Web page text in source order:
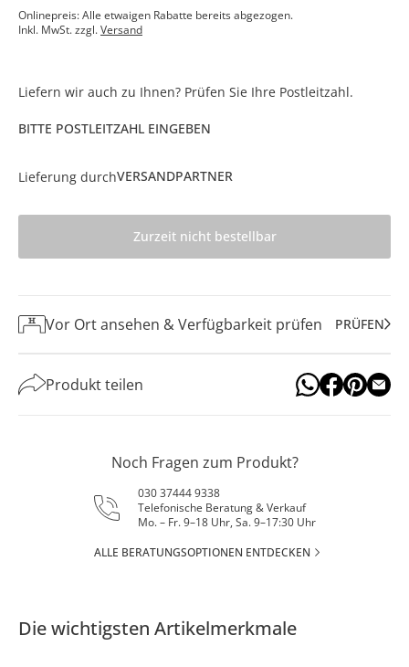
Onlinepreis: Alle etwaigen Rabatte bereits abgezogen.
Inkl. MwSt. zzgl.Versand
Liefern wir auch zu Ihnen? Prüfen Sie Ihre Postleitzahl.
BITTE POSTLEITZAHL EINGEBEN
Lieferung durchVERSANDPARTNER
Zurzeit nicht bestellbar
Vor Ort ansehen & Verfügbarkeit prüfen PRÜFEN
Produkt teilen
Noch Fragen zum Produkt?
030 37444 9338
Telefonische Beratung & Verkauf
Mo. – Fr. 9–18 Uhr, Sa. 9–17:30 Uhr
ALLE BERATUNGSOPTIONEN ENTDECKEN
Die wichtigsten Artikelmerkmale